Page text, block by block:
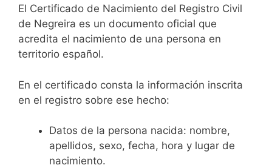
El Certificado de Nacimiento del Registro Civil
de Negreira es un documento oficial que
acredita el nacimiento de una persona en
territorio español.
En el certificado consta la información inscrita
en el registro sobre ese hecho:
Datos de la persona nacida: nombre,
apellidos, sexo, fecha, hora y lugar de
nacimiento.